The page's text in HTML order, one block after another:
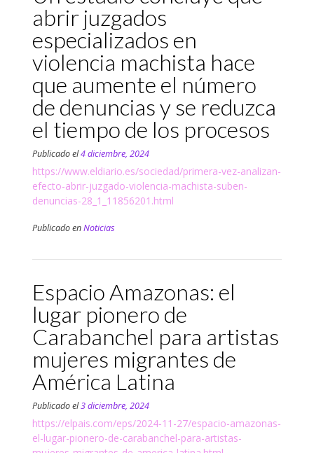
abrir juzgados
especializados en
violencia machista hace
que aumente el número
de denuncias y se reduzca
el tiempo de los procesos
Publicado el4 diciembre, 2024
https://www.eldiario.es/sociedad/primera-vez-analizan-
efecto-abrir-juzgado-violencia-machista-suben-
denuncias-28_1_11856201.html
Publicado enNoticias
Espacio Amazonas: el
lugar pionero de
Carabanchel para artistas
mujeres migrantes de
América Latina
Publicado el3 diciembre, 2024
https://elpais.com/eps/2024-11-27/espacio-amazonas-
el-lugar-pionero-de-carabanchel-para-artistas-